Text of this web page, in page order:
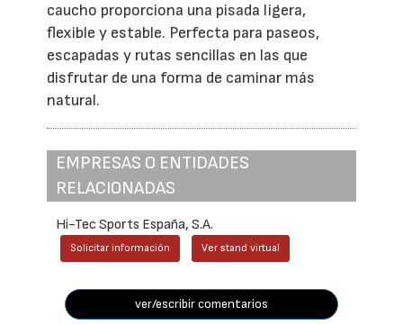
caucho proporciona una pisada ligera,
flexible y estable. Perfecta para paseos,
escapadas y rutas sencillas en las que
disfrutar de una forma de caminar más
natural.
EMPRESAS O ENTIDADES
RELACIONADAS
Hi-Tec Sports España, S.A.
Solicitar información Ver stand virtual
ver/escribir comentarios